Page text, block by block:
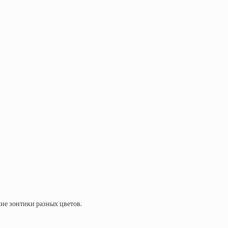
зонтики разных цветов.